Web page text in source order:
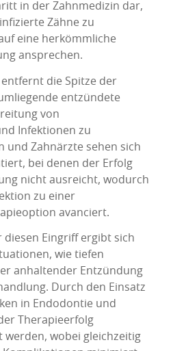
in der Zahnmedizin dar,
Zähne zu
eine herkömmliche
ansprechen.
die Spitze der
entzündete
von
Infektionen zu
und Zahnärzte sehen sich
bei denen der Erfolg
nicht ausreicht, wodurch
zu einer
avanciert.
diesen Eingriff ergibt sich
wie tiefen
anhaltender Entzündung
Durch den Einsatz
in Endodontie und
Therapieerfolg
werden, wobei gleichzeitig